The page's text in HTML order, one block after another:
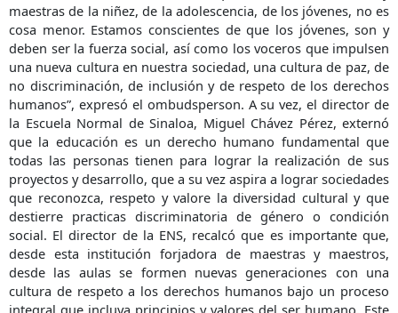
maestras de la niñez, de la adolescencia, de los jóvenes, no es
cosa menor. Estamos conscientes de que los jóvenes, son y
deben ser la fuerza social, así como los voceros que impulsen
una nueva cultura en nuestra sociedad, una cultura de paz, de
no discriminación, de inclusión y de respeto de los derechos
humanos”, expresó el ombudsperson. A su vez, el director de
la Escuela Normal de Sinaloa, Miguel Chávez Pérez, externó
que la educación es un derecho humano fundamental que
todas las personas tienen para lograr la realización de sus
proyectos y desarrollo, que a su vez aspira a lograr sociedades
que reconozca, respeto y valore la diversidad cultural y que
destierre practicas discriminatoria de género o condición
social. El director de la ENS, recalcó que es importante que,
desde esta institución forjadora de maestras y maestros,
desde las aulas se formen nuevas generaciones con una
cultura de respeto a los derechos humanos bajo un proceso